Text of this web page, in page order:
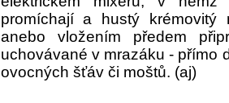
promíchají a hustý
anebo vložením předem
uchovávané v mrazáku - přímo
ovocných šťáv či moštů. (aj)